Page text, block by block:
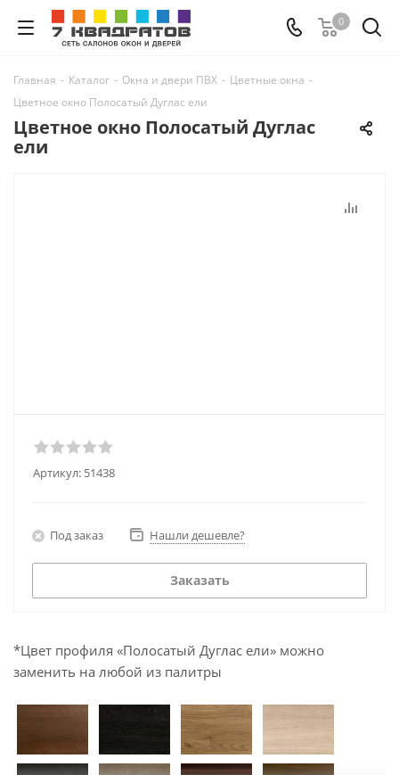
0
Главная - Каталог - Окна и двери ПВХ - Цветные окна -
Цветное окно Полосатый Дуглас ели
Цветное окно Полосатый Дуглас
ели
Артикул: 51438
Под заказ Нашли дешевле?
Заказать
*Цвет профиля «Полосатый Дуглас ели» можно
заменить на любой из палитры